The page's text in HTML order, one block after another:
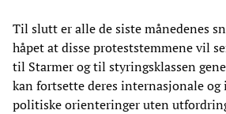
Til slutt er alle de siste månedenes
håpet at disse proteststemmene vil
til Starmer og til styringsklassen
kan fortsette deres internasjonale
politiske orienteringer uten